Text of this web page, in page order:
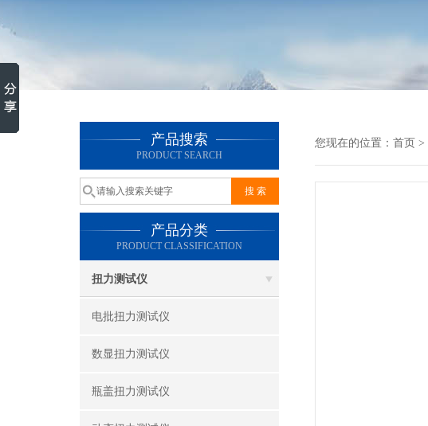
产品搜索
PRODUCT SEARCH
产品分类
PRODUCT CLASSIFICATION
扭力测试仪
电批扭力测试仪
数显扭力测试仪
瓶盖扭力测试仪
您现在的位置： 首页 >